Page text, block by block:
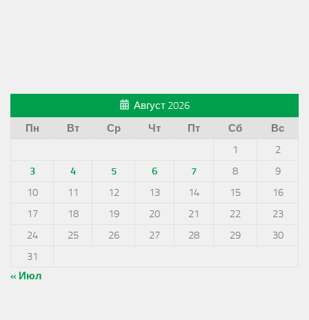
Август 2026
Пн
Вт Ср Чт Пт Сб
Вс
1
2
3
4 5 6 7 8
9
10
11 12 13 14 15
16
17
18 19 20 21 22
23
24
25 26 27 28 29
30
31
« Июл